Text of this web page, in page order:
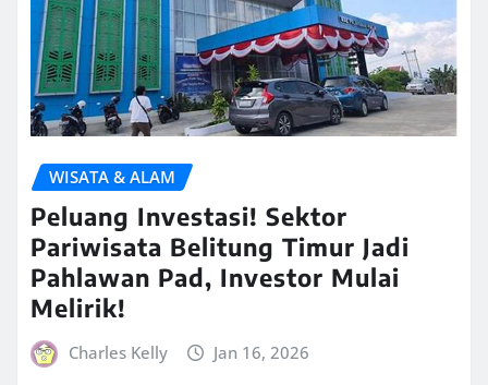
WISATA & ALAM
Peluang Investasi! Sektor
Pariwisata Belitung Timur Jadi
Pahlawan Pad, Investor Mulai
Melirik!
Charles Kelly Jan 16, 2026